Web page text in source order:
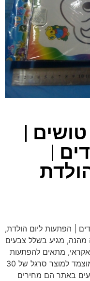
|
|
| הפתעות ליום הולדת,
מהנה, מגיע בשלל צבעים
מתאים להפתעות
לימי הולדת, יצירות ופרסים מיוחדים, מוצמד למוצר סרגל של 30
באתר הם מחירים